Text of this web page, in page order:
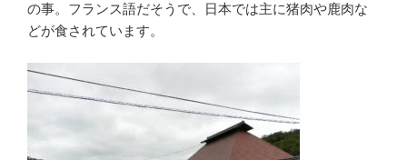
の事。フランス語だそうで、日本では主に猪肉や鹿肉な
どが食されています。